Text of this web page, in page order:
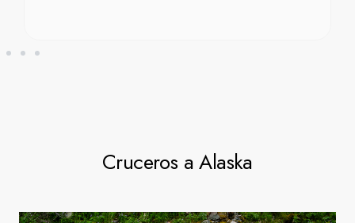
Cruceros a Alaska